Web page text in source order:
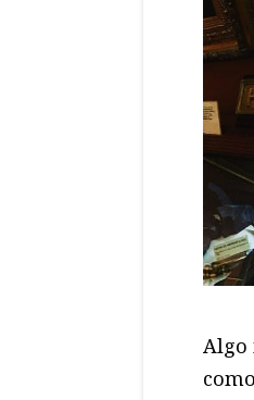
Algo